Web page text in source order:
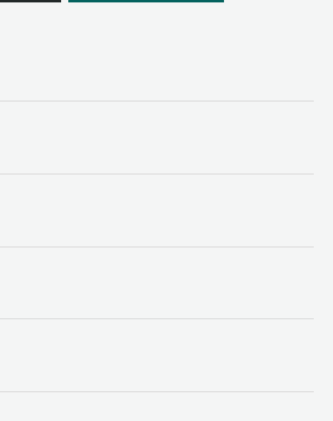
りお客様の個人情報の漏洩防止に
意性
い。
求について